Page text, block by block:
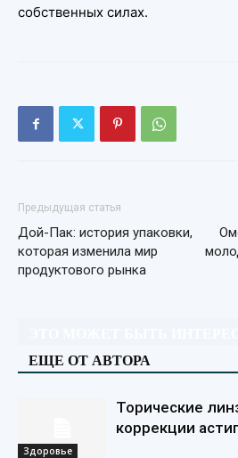
собственных силах.
Предыдущая статья
Дой-Пак: история упаковки,
которая изменила мир
продуктового рынка
ЕЩЕ ОТ АВТОРА
Здоровье
Торические
коррекции